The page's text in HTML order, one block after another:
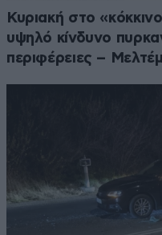
Κυριακή στο
υψηλό κίνδυνο
περιφέρειες –